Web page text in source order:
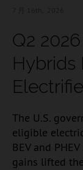
Q2
Hybrids
The U.S.
eligible
BEV and
gains lifted